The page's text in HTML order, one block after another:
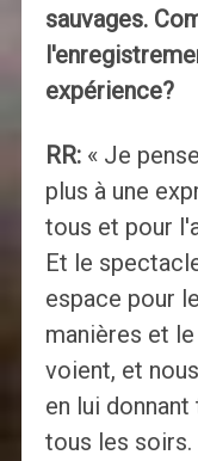
sauvages.
expérience?
RR:« Je
plus à une
tous et pour
Et le
espace pour
manières et
voient, et
en lui
tous les soirs.